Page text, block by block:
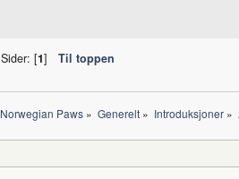
Sider: [1] Til toppen
Norwegian Paws » Generelt» Introduksjoner»